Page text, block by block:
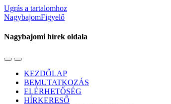
Ugrás a tartalomhoz
NagybajomFigyelő
Nagybajomi hírek oldala
Váltás
mobil
menüre
Használja
keresés
mezőt
KEZDŐLAP
BEMUTATKOZÁS
ELÉRHETŐSÉG
HÍRKERESŐ